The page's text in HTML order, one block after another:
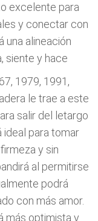
excelente para
y conectar con
una alineación
siente y hace
1979, 1991,
le trae a este
salir del letargo
ideal para tomar
y sin
al permitirse
podrá
con más amor.
más optimista y